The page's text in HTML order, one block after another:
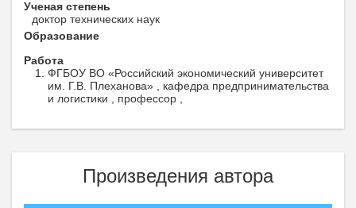
Ученая степень
доктор технических наук
Образование
Работа
ФГБОУ ВО «Российский экономический университет
им. Г.В. Плеханова» , кафедра предпринимательства
и логистики , профессор ,
Произведения автора